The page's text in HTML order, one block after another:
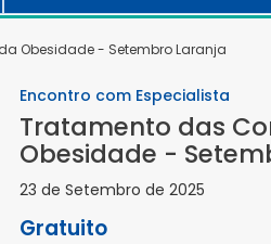
Obesidade - Setembro Laranja
Encontro com Especialista
Tratamento das
Obesidade -
23 de Setembro de 2025
Gratuito